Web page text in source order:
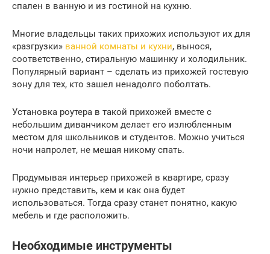
спален в ванную и из гостиной на кухню.
Многие владельцы таких прихожих используют их для
«разгрузки» ванной комнаты и кухни, вынося,
соответственно, стиральную машинку и холодильник.
Популярный вариант – сделать из прихожей гостевую
зону для тех, кто зашел ненадолго поболтать.
Установка роутера в такой прихожей вместе с
небольшим диванчиком делает его излюбленным
местом для школьников и студентов. Можно учиться
ночи напролет, не мешая никому спать.
Продумывая интерьер прихожей в квартире, сразу
нужно представить, кем и как она будет
использоваться. Тогда сразу станет понятно, какую
мебель и где расположить.
Необходимые инструменты